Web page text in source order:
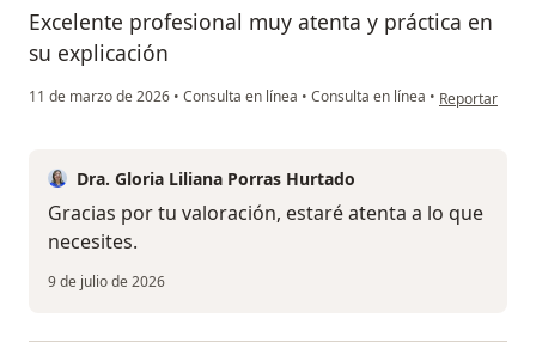
Excelente profesional muy atenta y práctica en
su explicación
11 de marzo de 2026 • Consulta en línea • Consulta en línea • en opinión
Reportar
Dra. Gloria Liliana Porras Hurtado
Gracias por tu valoración, estaré atenta a lo que
necesites.
9 de julio de 2026